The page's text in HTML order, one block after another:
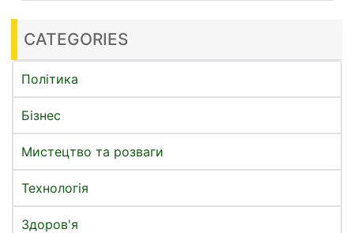
CATEGORIES
Політика
Бізнес
Мистецтво та розваги
Технологія
Здоров'я